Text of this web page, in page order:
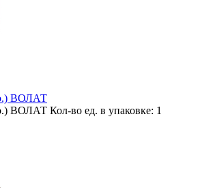
ВОЛАТ
ВОЛАТ Кол-во ед. в упаковке: 1